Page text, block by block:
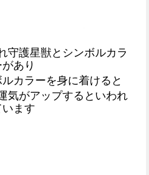
守護星獣とシンボルカラ
があり
カラーを身に着けると
気がアップするといわれ
います